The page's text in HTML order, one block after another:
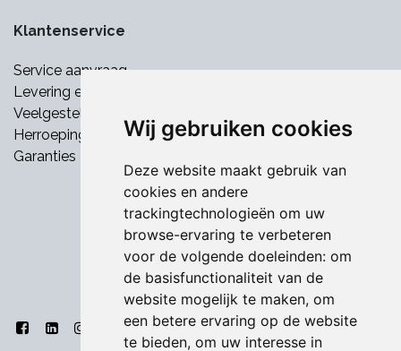
Wij gebruiken cookies
Deze website maakt gebruik van
cookies en andere
trackingtechnologieën om uw
browse-ervaring te verbeteren
voor de volgende doeleinden: om
de basisfunctionaliteit van de
website mogelijk te maken, om
een betere ervaring op de website
te bieden, om uw interesse in
Klantenservice
Service aanvraag
Levering en betaling
Veelgestelde vragen
Herroepingsrecht
Garanties